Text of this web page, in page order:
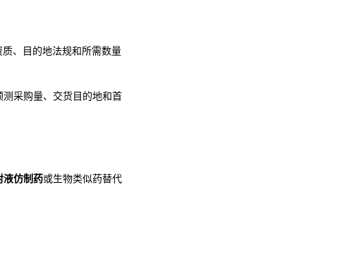
、目的地法规和所需数量
测采购量、交货目的地和首
液仿制药或生物类似药替代